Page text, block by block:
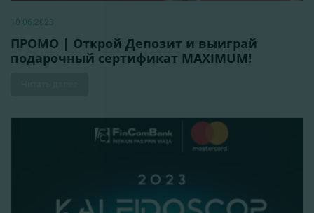
10.06.2023
ПРОМО | Открой Депозит и выиграй
подарочный сертификат MAXIMUM!